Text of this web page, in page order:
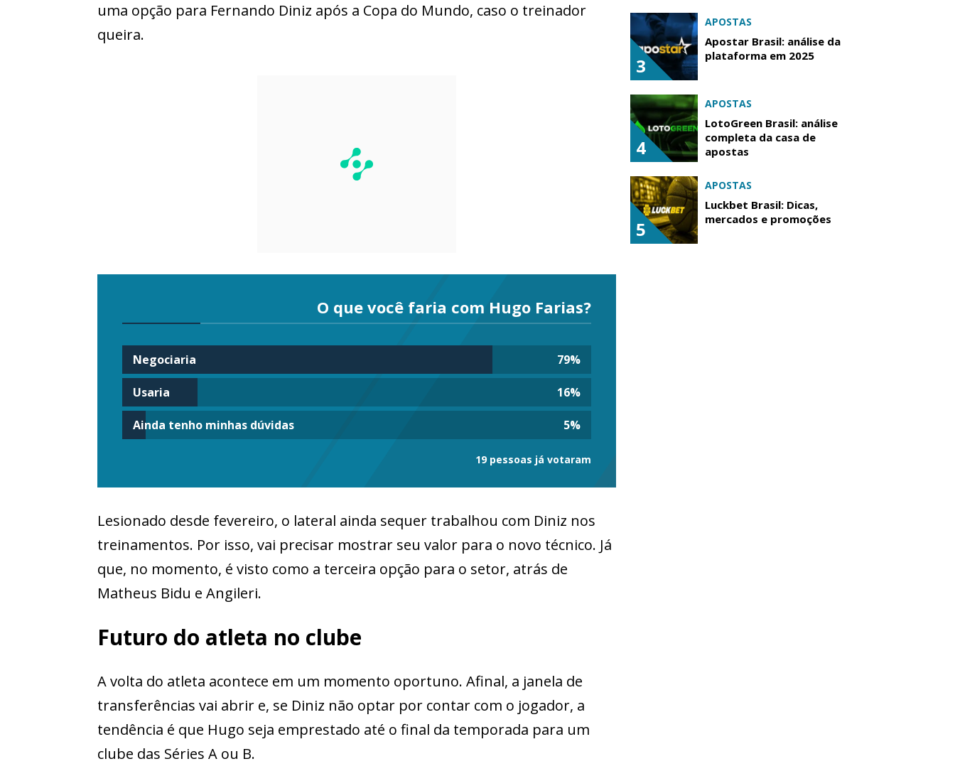
uma opção para Fernando Diniz após a Copa do Mundo, caso o treinador
queira.
O que você faria com Hugo Farias?
Negociaria 79%
Usaria 16%
Ainda tenho minhas dúvidas 5%
19 pessoas já votaram
Lesionado desde fevereiro, o lateral ainda sequer trabalhou com Diniz nos
treinamentos. Por isso, vai precisar mostrar seu valor para o novo técnico. Já
que, no momento, é visto como a terceira opção para o setor, atrás de
Matheus Bidu e Angileri.
Futuro do atleta no clube
A volta do atleta acontece em um momento oportuno. Afinal, a janela de
transferências vai abrir e, se Diniz não optar por contar com o jogador, a
tendência é que Hugo seja emprestado até o final da temporada para um
clube das Séries A ou B.
3
APOSTAS
Apostar Brasil: análise da
plataforma em 2025
4
APOSTAS
LotoGreen Brasil: análise
completa da casa de
apostas
5
APOSTAS
Luckbet Brasil: Dicas,
mercados e promoções